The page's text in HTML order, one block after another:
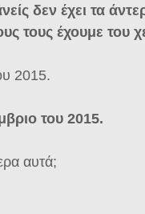
δεν έχει τα
τους έχουμε του
2015.
του 2015.
αυτά;